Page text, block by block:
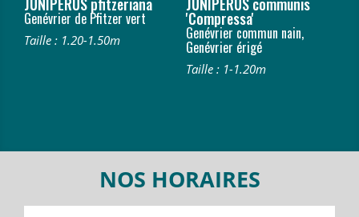
Genévrier de Pfitzer vert
Taille : 1.20-1.50m
'Compressa'
Genévrier commun nain,
Genévrier érigé
Taille : 1-1.20m
NOS HORAIRES